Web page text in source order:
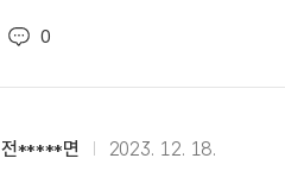
0
전*****면 2023. 12. 18.